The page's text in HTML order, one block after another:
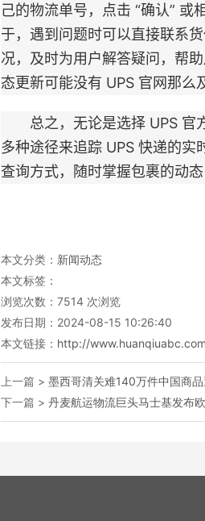
己的物流单号，点击 “确认”
于，遇到问题时可以直接联系
况，及时为用户解答疑问，帮
态更新可能没有 UPS 官网那么
总之，无论是选择 UPS 官方
多种途径来追踪 UPS 快递的
查询方式，随时掌握包裹的动
本文分类： 新闻动态
本文标签：
浏览次数： 7514次浏览
发布日期：2024-08-15 10:26:40
本文链接： http://
上一篇 > 墨西哥清关难140万件中国商
下一篇 > 丹麦航运物流巨头马士基发布